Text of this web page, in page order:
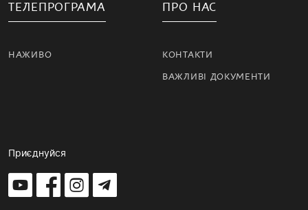
ТЕЛЕПРОГРАМА
НАЖИВО
ПРО НАС
КОНТАКТИ
ВАЖЛИВІ ДОКУМЕНТИ
Приєднуйся